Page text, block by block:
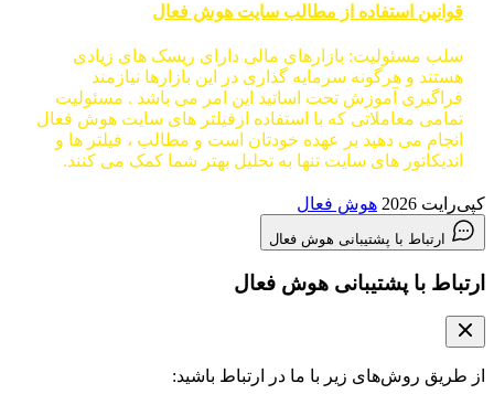
قوانین استفاده از مطالب سایت هوش فعال
سلب مسئولیت: بازارهای مالی دارای ریسک های زیادی
هستند و هرگونه سرمایه گذاری در این بازارها نیازمند
فراگیری آموزش تحت اساتید این امر می باشد . مسئولیت
تمامی معاملاتی که با استفاده ازفیلتر های سایت هوش فعال
انجام می دهید بر عهده خودتان است و مطالب ، فیلتر ها و
اندیکاتور های سایت تنها به تحلیل بهتر شما کمک می کنند.
کپی‌رایت 2026 هوش فعال
ارتباط با پشتیبانی هوش فعال
ارتباط با پشتیبانی هوش فعال
از طریق روش‌های زیر با ما در ارتباط باشید: